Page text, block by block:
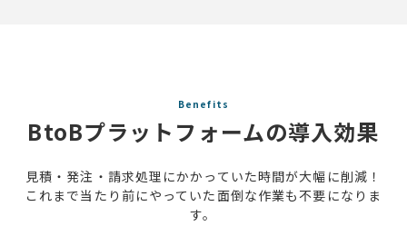
Benefits
BtoBプラットフォームの導入効果
見積・発注・請求処理にかかっていた時間が大幅に削減！
これまで当たり前にやっていた面倒な作業も不要になりま
す。